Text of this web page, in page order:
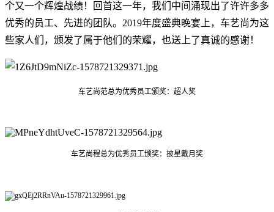
个又一个辉煌战绩！回首这一年，我们中间涌现出了许许多多
优秀的员工、先进的团队。2019年度盛典晚宴上，车艺尚为这
些家人们，颁发了属于他们的荣耀，也送上了真诚的感谢！
车艺尚范总为优秀员工颁奖：超人奖
车艺尚程总为优秀员工颁奖：披星戴月奖